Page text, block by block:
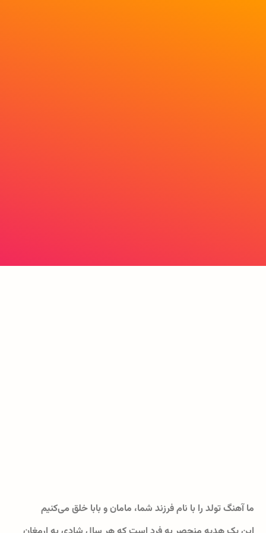
ما آهنگ تولد را با نام فرزند شما، مامان و بابا خلق می‌کنیم